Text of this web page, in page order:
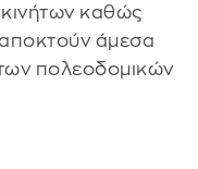
καθώς
αποκτούν άμεσα
πολεοδομικών